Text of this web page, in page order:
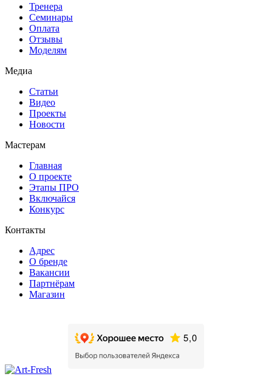
Тренера
Семинары
Оплата
Отзывы
Моделям
Медиа
Статьи
Видео
Проекты
Новости
Мастерам
Главная
О проекте
Этапы ПРО
Включайся
Конкурс
Контакты
Адрес
О бренде
Вакансии
Партнёрам
Магазин